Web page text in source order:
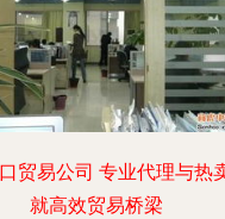
贸易公司 专业代理与热
就高效贸易桥梁